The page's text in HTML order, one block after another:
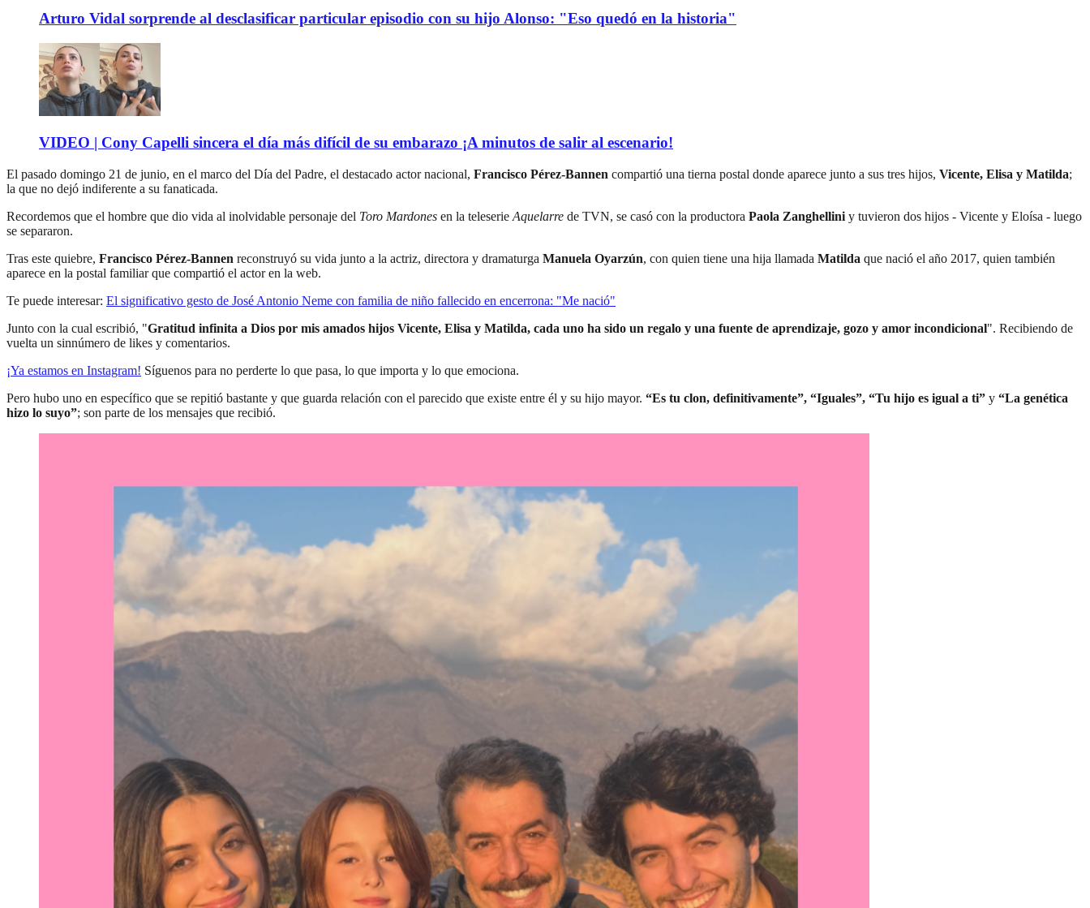
Arturo Vidal sorprende al desclasificar particular episodio con su hijo Alonso: "Eso quedó en la historia"
VIDEO | Cony Capelli sincera el día más difícil de su embarazo ¡A minutos de salir al escenario!
El pasado domingo 21 de junio, en el marco del Día del Padre, el destacado actor nacional, Francisco Pérez-Bannen compartió una tierna postal donde aparece junto a sus tres hijos, Vicente, Elisa y Matilda;
la que no dejó indiferente a su fanaticada.
Recordemos que el hombre que dio vida al inolvidable personaje del Toro Mardones en la teleserie Aquelarre de TVN, se casó con la productora Paola Zanghellini y tuvieron dos hijos - Vicente y Eloísa - luego
se separaron.
Tras este quiebre, Francisco Pérez-Bannen reconstruyó su vida junto a la actriz, directora y dramaturga Manuela Oyarzún, con quien tiene una hija llamada Matilda que nació el año 2017, quien también
aparece en la postal familiar que compartió el actor en la web.
Te puede interesar: El significativo gesto de José Antonio Neme con familia de niño fallecido en encerrona: "Me nació"
Junto con la cual escribió, "Gratitud infinita a Dios por mis amados hijos Vicente, Elisa y Matilda, cada uno ha sido un regalo y una fuente de aprendizaje, gozo y amor incondicional". Recibiendo de
vuelta un sinnúmero de likes y comentarios.
¡Ya estamos en Instagram! Síguenos para no perderte lo que pasa, lo que importa y lo que emociona.
Pero hubo uno en específico que se repitió bastante y que guarda relación con el parecido que existe entre él y su hijo mayor. “Es tu clon, definitivamente”, “Iguales”, “Tu hijo es igual a ti” y “La genética
hizo lo suyo”; son parte de los mensajes que recibió.